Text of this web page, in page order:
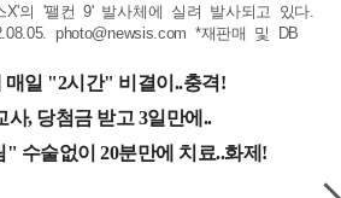
X'의 '팰컨 9' 발사체에 실려 발사되고 있다.
photo@newsis.com *재판매 및 DB